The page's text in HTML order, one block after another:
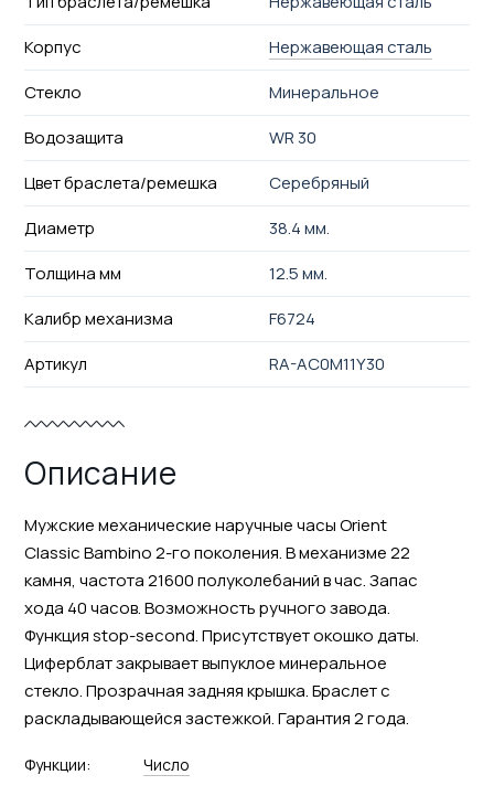
Корпус
Нержавеющая сталь
Стекло
Минеральное
Водозащита
WR 30
Цвет браслета/ремешка
Серебряный
Диаметр
38.4 мм.
Толщина мм
12.5 мм.
Калибр механизма
F6724
Артикул
RA-AC0M11Y30
Описание
Мужские механические наручные часы Orient
Classic Bambino 2-го поколения. В механизме 22
камня, частота 21600 полуколебаний в час. Запас
хода 40 часов. Возможность ручного завода.
Функция stop-second. Присутствует окошко даты.
Циферблат закрывает выпуклое минеральное
стекло. Прозрачная задняя крышка. Браслет с
раскладывающейся застежкой. Гарантия 2 года.
Функции: Число